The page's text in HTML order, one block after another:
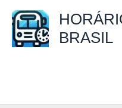
para
BRASIL